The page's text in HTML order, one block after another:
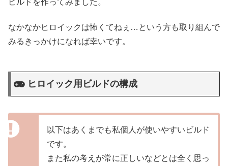
ビルドを作ってみました。
なかなかヒロイックは怖くてねぇ…という方も取り組んで
みるきっかけになれば幸いです。
ヒロイック用ビルドの構成
以下はあくまでも私個人が使いやすいビルド
です。
また私の考えが常に正しいなどとは全く思っ